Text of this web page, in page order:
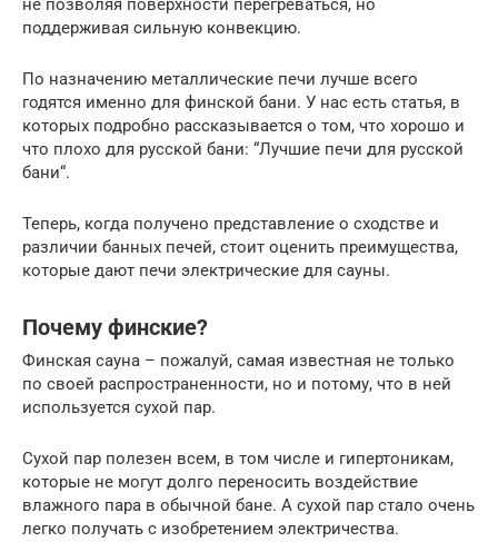
не позволяя поверхности перегреваться, но
поддерживая сильную конвекцию.
По назначению металлические печи лучше всего
годятся именно для финской бани. У нас есть статья, в
которых подробно рассказывается о том, что хорошо и
что плохо для русской бани: “Лучшие печи для русской
бани“.
Теперь, когда получено представление о сходстве и
различии банных печей, стоит оценить преимущества,
которые дают печи электрические для сауны.
Почему финские?
Финская сауна – пожалуй, самая известная не только
по своей распространенности, но и потому, что в ней
используется сухой пар.
Сухой пар полезен всем, в том числе и гипертоникам,
которые не могут долго переносить воздействие
влажного пара в обычной бане. А сухой пар стало очень
легко получать с изобретением электричества.